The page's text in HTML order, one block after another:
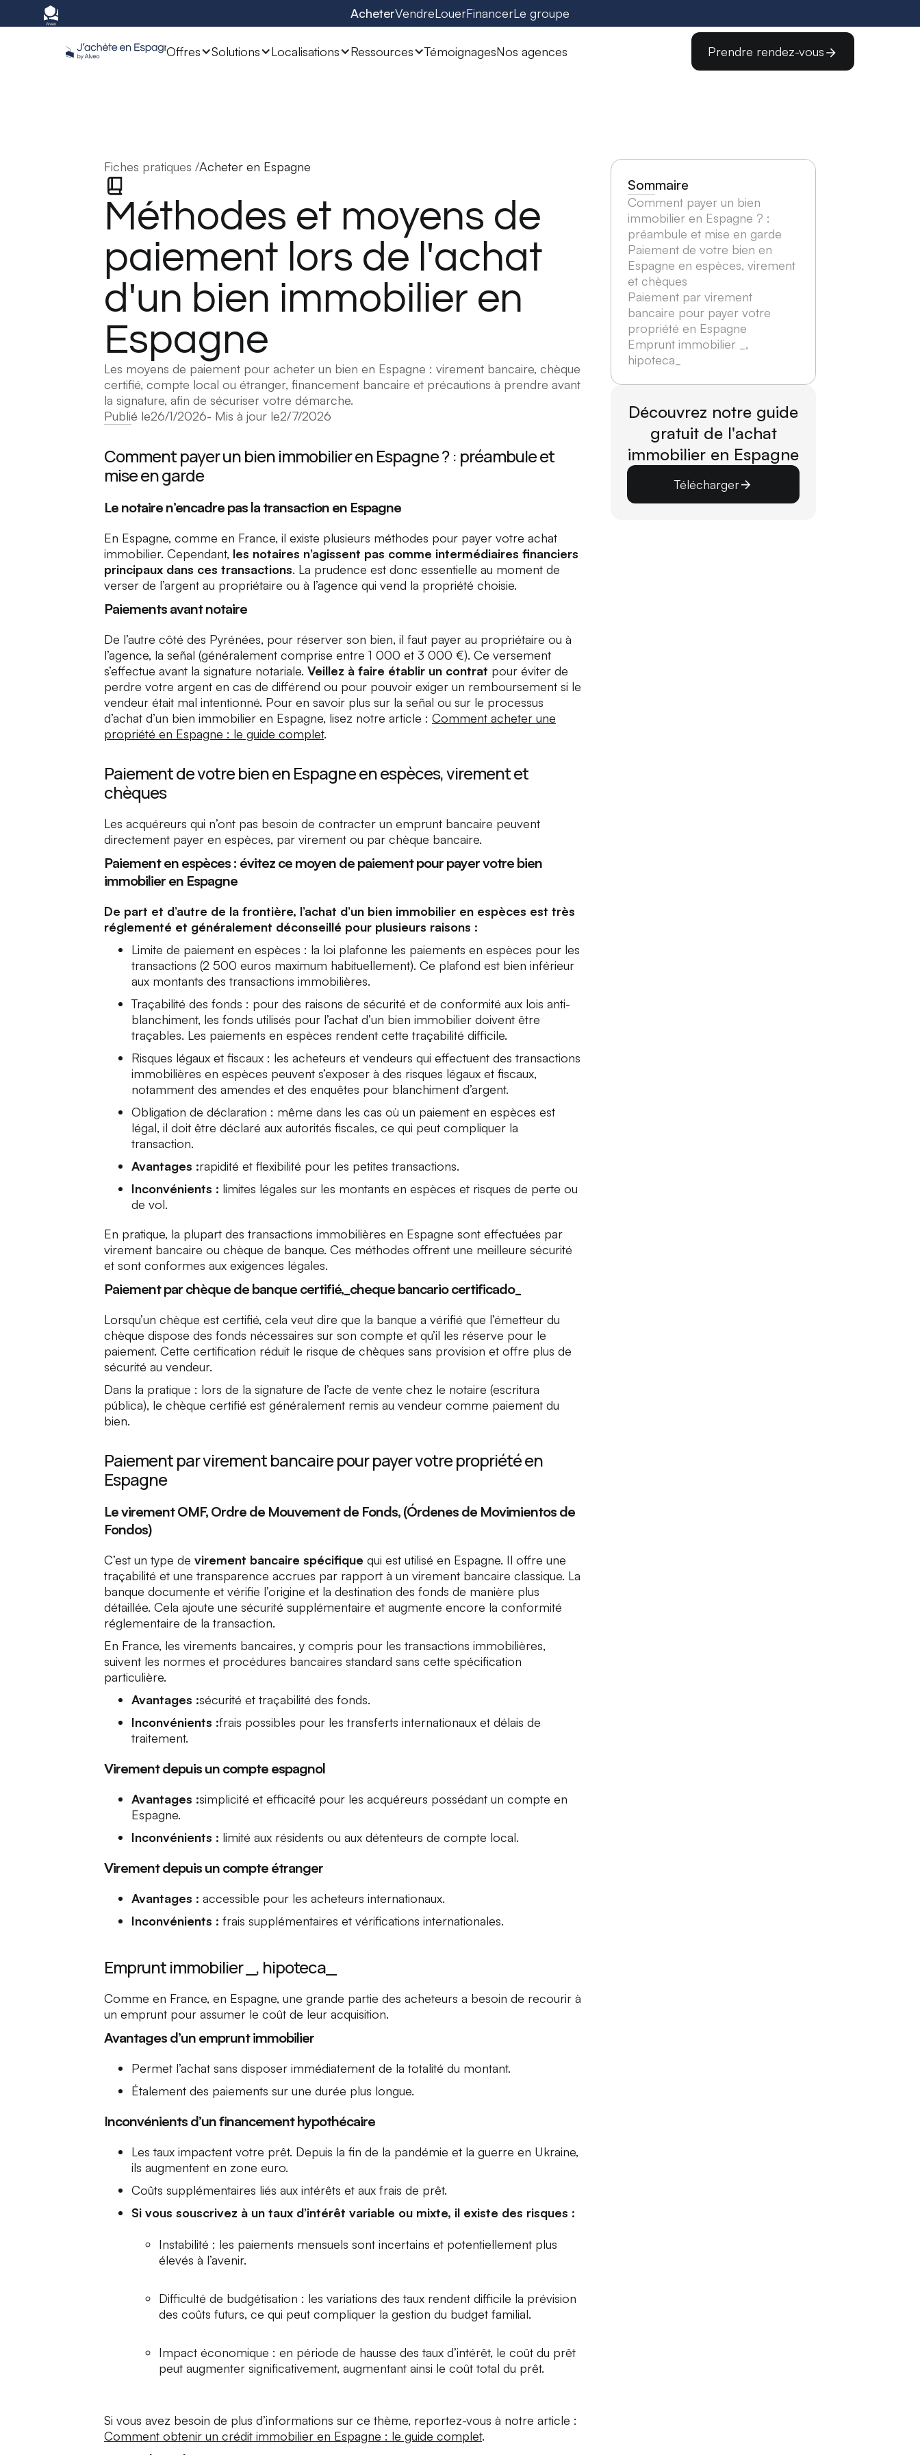
AcheterVendreLouerFinancerLe groupe
Offres Solutions Localisations Ressources TémoignagesNos agences Prendre rendez-vous
Fiches pratiques /Acheter en Espagne
Méthodes et moyens de
paiement lors de l'achat
d'un bien immobilier en
Espagne
Les moyens de paiement pour acheter un bien en Espagne : virement bancaire, chèque
certifié, compte local ou étranger, financement bancaire et précautions à prendre avant
la signature, afin de sécuriser votre démarche.
Publié le26/1/2026- Mis à jour le2/7/2026
Comment payer un bien immobilier en Espagne ? : préambule et
mise en garde
Le notaire n’encadre pas la transaction en Espagne
En Espagne, comme en France, il existe plusieurs méthodes pour payer votre achat
immobilier. Cependant, les notaires n’agissent pas comme intermédiaires financiers
principaux dans ces transactions. La prudence est donc essentielle au moment de
verser de l’argent au propriétaire ou à l’agence qui vend la propriété choisie.
Paiements avant notaire
De l’autre côté des Pyrénées, pour réserver son bien, il faut payer au propriétaire ou à
l’agence, la señal (généralement comprise entre 1 000 et 3 000 €). Ce versement
s’effectue avant la signature notariale. Veillez à faire établir un contrat pour éviter de
perdre votre argent en cas de différend ou pour pouvoir exiger un remboursement si le
vendeur était mal intentionné. Pour en savoir plus sur la señal ou sur le processus
d’achat d’un bien immobilier en Espagne, lisez notre article : Comment acheter une
propriété en Espagne : le guide complet.
Paiement de votre bien en Espagne en espèces, virement et
chèques
Les acquéreurs qui n’ont pas besoin de contracter un emprunt bancaire peuvent
directement payer en espèces, par virement ou par chèque bancaire.
Paiement en espèces : évitez ce moyen de paiement pour payer votre bien
immobilier en Espagne
De part et d’autre de la frontière, l’achat d’un bien immobilier en espèces est très
réglementé et généralement déconseillé pour plusieurs raisons :
Limite de paiement en espèces : la loi plafonne les paiements en espèces pour les
transactions (2 500 euros maximum habituellement). Ce plafond est bien inférieur
aux montants des transactions immobilières.
Traçabilité des fonds : pour des raisons de sécurité et de conformité aux lois anti-
blanchiment, les fonds utilisés pour l’achat d’un bien immobilier doivent être
traçables. Les paiements en espèces rendent cette traçabilité difficile.
Risques légaux et fiscaux : les acheteurs et vendeurs qui effectuent des transactions
immobilières en espèces peuvent s’exposer à des risques légaux et fiscaux,
notamment des amendes et des enquêtes pour blanchiment d’argent.
Obligation de déclaration : même dans les cas où un paiement en espèces est
légal, il doit être déclaré aux autorités fiscales, ce qui peut compliquer la
transaction.
Avantages :rapidité et flexibilité pour les petites transactions.
Inconvénients : limites légales sur les montants en espèces et risques de perte ou
de vol.
En pratique, la plupart des transactions immobilières en Espagne sont effectuées par
virement bancaire ou chèque de banque. Ces méthodes offrent une meilleure sécurité
et sont conformes aux exigences légales.
Paiement par chèque de banque certifié,_cheque bancario certificado_
Lorsqu’un chèque est certifié, cela veut dire que la banque a vérifié que l’émetteur du
chèque dispose des fonds nécessaires sur son compte et qu’il les réserve pour le
paiement. Cette certification réduit le risque de chèques sans provision et offre plus de
sécurité au vendeur.
Dans la pratique : lors de la signature de l’acte de vente chez le notaire (escritura
pública), le chèque certifié est généralement remis au vendeur comme paiement du
bien.
Paiement par virement bancaire pour payer votre propriété en
Espagne
Le virement OMF, Ordre de Mouvement de Fonds, (Órdenes de Movimientos de
Fondos)
C’est un type de virement bancaire spécifique qui est utilisé en Espagne. Il offre une
traçabilité et une transparence accrues par rapport à un virement bancaire classique. La
banque documente et vérifie l’origine et la destination des fonds de manière plus
détaillée. Cela ajoute une sécurité supplémentaire et augmente encore la conformité
réglementaire de la transaction.
En France, les virements bancaires, y compris pour les transactions immobilières,
suivent les normes et procédures bancaires standard sans cette spécification
particulière.
Avantages :sécurité et traçabilité des fonds.
Inconvénients :frais possibles pour les transferts internationaux et délais de
traitement.
Virement depuis un compte espagnol
Avantages :simplicité et efficacité pour les acquéreurs possédant un compte en
Espagne.
Inconvénients : limité aux résidents ou aux détenteurs de compte local.
Virement depuis un compte étranger
Avantages : accessible pour les acheteurs internationaux.
Inconvénients : frais supplémentaires et vérifications internationales.
Emprunt immobilier _, hipoteca_
Comme en France, en Espagne, une grande partie des acheteurs a besoin de recourir à
un emprunt pour assumer le coût de leur acquisition.
Avantages d’un emprunt immobilier
Permet l’achat sans disposer immédiatement de la totalité du montant.
Étalement des paiements sur une durée plus longue.
Inconvénients d’un financement hypothécaire
Les taux impactent votre prêt. Depuis la fin de la pandémie et la guerre en Ukraine,
ils augmentent en zone euro.
Coûts supplémentaires liés aux intérêts et aux frais de prêt.
Si vous souscrivez à un taux d’intérêt variable ou mixte, il existe des risques :
Instabilité : les paiements mensuels sont incertains et potentiellement plus
élevés à l’avenir.
Difficulté de budgétisation : les variations des taux rendent difficile la prévision
des coûts futurs, ce qui peut compliquer la gestion du budget familial.
Impact économique : en période de hausse des taux d’intérêt, le coût du prêt
peut augmenter significativement, augmentant ainsi le coût total du prêt.
Si vous avez besoin de plus d’informations sur ce thème, reportez-vous à notre article :
Comment obtenir un crédit immobilier en Espagne : le guide complet.
Sommaire
Comment payer un bien
immobilier en Espagne ? :
préambule et mise en garde
Paiement de votre bien en
Espagne en espèces, virement
et chèques
Paiement par virement
bancaire pour payer votre
propriété en Espagne
Emprunt immobilier _,
hipoteca_
Découvrez notre guide
gratuit de l'achat
immobilier en Espagne
Télécharger